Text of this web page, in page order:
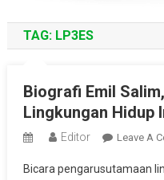
TAG: LP3ES
Biografi Emil
Lingkungan Hidup
Editor Leave A
Bicara pengarusutamaan